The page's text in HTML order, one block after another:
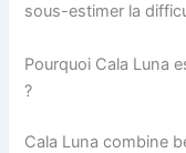
sous-estimer la
Pourquoi Cala Luna
?
Cala Luna combine